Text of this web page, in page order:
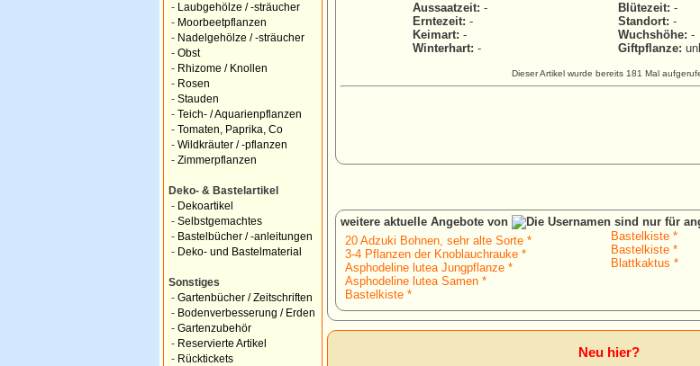
-
Laubgehölze / -sträucher
- Moorbeetpflanzen
- Nadelgehölze / -sträucher
- Obst
- Rhizome / Knollen
- Rosen
- Stauden
- Teich- / Aquarienpflanzen
- Tomaten, Paprika, Co
- Wildkräuter / -pflanzen
- Zimmerpflanzen
Deko- & Bastelartikel
- Dekoartikel
- Selbstgemachtes
- Bastelbücher / -anleitungen
- Deko- und Bastelmaterial
Sonstiges
- Gartenbücher / Zeitschriften
- Bodenverbesserung / Erden
- Gartenzubehör
- Reservierte Artikel
- Rücktickets
Aussaatzeit: - Blütezeit: -
Erntezeit: - Standort: -
Keimart: - Wuchshöhe: -
Winterhart: - Giftpflanze:
Dieser Artikel wurde bereits 181 Mal
weitere aktuelle Angebote von
20 Adzuki Bohnen, sehr alte Sorte *
3-4 Pflanzen der Knoblauchrauke *
Asphodeline lutea Jungpflanze *
Asphodeline lutea Samen *
Bastelkiste *
Bastelkiste *
Bastelkiste *
Blattkaktus *
Neu hier?